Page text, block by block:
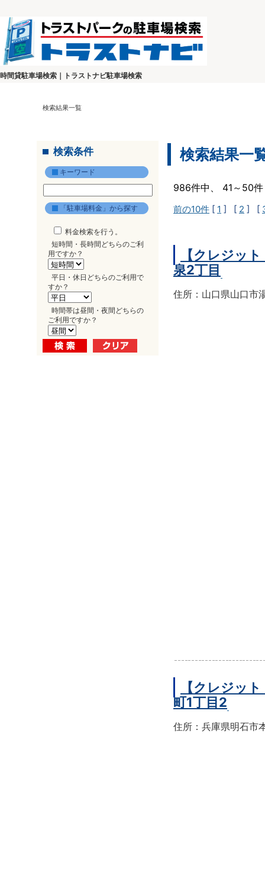
時間貸駐車場検索｜トラストナビ駐車場検索
検索結果一覧
検索条件
キーワード
「駐車場料金」から探す
料金検索を行う。
短時間・長時間どちらのご利
用ですか？
平日・休日どちらのご利用で
すか？
時間帯は昼間・夜間どちらの
ご利用ですか？
検索結果一
986件中、 41～50
前の10件 [ 1 ] [ 2 ] [
【クレジッ
泉2丁目
住所：山口県山口市
【クレジッ
町1丁目2
住所：兵庫県明石市